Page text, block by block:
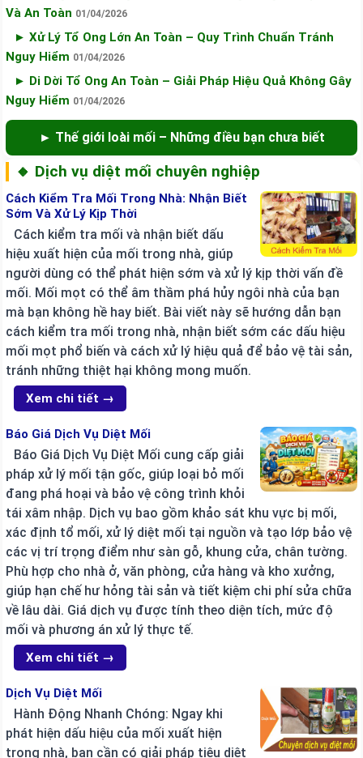
Và An Toàn 01/04/2026
► Xử Lý Tổ Ong Lớn An Toàn – Quy Trình Chuẩn Tránh
Nguy Hiểm 01/04/2026
► Di Dời Tổ Ong An Toàn – Giải Pháp Hiệu Quả Không Gây
Nguy Hiểm 01/04/2026
► Thế giới loài mối – Những điều bạn chưa biết
🔸 Dịch vụ diệt mối chuyên nghiệp
Cách Kiểm Tra Mối Trong Nhà: Nhận Biết
Sớm Và Xử Lý Kịp Thời
Cách kiểm tra mối và nhận biết dấu
hiệu xuất hiện của mối trong nhà, giúp
người dùng có thể phát hiện sớm và xử lý kịp thời vấn đề
mối. Mối mọt có thể âm thầm phá hủy ngôi nhà của bạn
mà bạn không hề hay biết. Bài viết này sẽ hướng dẫn bạn
cách kiểm tra mối trong nhà, nhận biết sớm các dấu hiệu
mối mọt phổ biến và cách xử lý hiệu quả để bảo vệ tài sản,
tránh những thiệt hại không mong muốn.
Xem chi tiết →
Báo Giá Dịch Vụ Diệt Mối
Báo Giá Dịch Vụ Diệt Mối cung cấp giải
pháp xử lý mối tận gốc, giúp loại bỏ mối
đang phá hoại và bảo vệ công trình khỏi
tái xâm nhập. Dịch vụ bao gồm khảo sát khu vực bị mối,
xác định tổ mối, xử lý diệt mối tại nguồn và tạo lớp bảo vệ
các vị trí trọng điểm như sàn gỗ, khung cửa, chân tường.
Phù hợp cho nhà ở, văn phòng, cửa hàng và kho xưởng,
giúp hạn chế hư hỏng tài sản và tiết kiệm chi phí sửa chữa
về lâu dài. Giá dịch vụ được tính theo diện tích, mức độ
mối và phương án xử lý thực tế.
Xem chi tiết →
Dịch Vụ Diệt Mối
Hành Động Nhanh Chóng: Ngay khi
phát hiện dấu hiệu của mối xuất hiện
trong nhà, bạn cần có giải pháp tiêu diệt